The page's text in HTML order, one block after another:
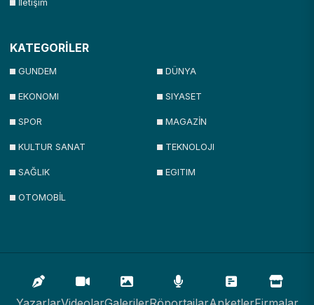
İletişim
KATEGORİLER
GUNDEM DÜNYA
EKONOMI SIYASET
SPOR MAGAZİN
KULTUR SANAT TEKNOLOJI
SAĞLIK EGITIM
OTOMOBİL